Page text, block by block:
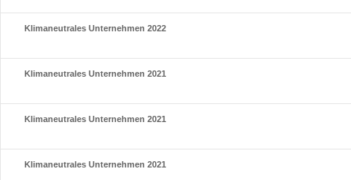
Klimaneutrales Unternehmen 2022
Klimaneutrales Unternehmen 2021
Klimaneutrales Unternehmen 2021
Klimaneutrales Unternehmen 2021